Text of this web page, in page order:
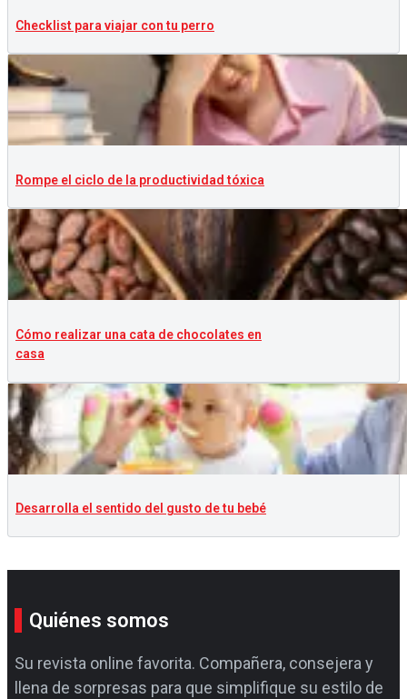
Checklist para viajar con tu perro
Rompe el ciclo de la productividad tóxica
Cómo realizar una cata de chocolates en
casa
Desarrolla el sentido del gusto de tu bebé
Quiénes somos
Su revista online favorita. Compañera, consejera y
llena de sorpresas para que simplifique su estilo de